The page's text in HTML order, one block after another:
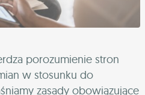
porozumienie stron
w stosunku do
zasady obowiązujące